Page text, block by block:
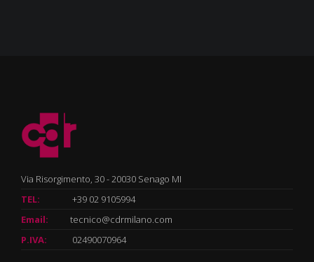
Via Risorgimento, 30 - 20030 Senago MI
TEL:
+39 02 9105994
Email:
tecnico@cdrmilano.com
P.IVA:
02490070964